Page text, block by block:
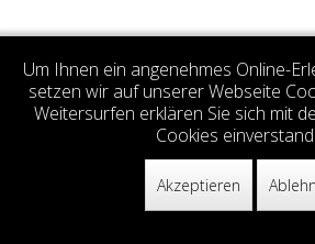
Um Ihnen ein angenehmes Online-
setzen wir auf unserer Webseite
Weitersurfen erklären Sie sich mit
Cookies
Akzeptieren